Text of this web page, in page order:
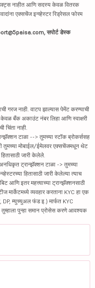
नाहीत आणि सदस्य केवळ वितरक
एक्सचेंज इन्व्हेस्टर रिड्रेसल फोरम
सपोर्ट डेस्क
गरज नाही. वाटप झाल्यास पेमेंट करण्याची
बँक अकाउंट नंबर लिहा आणि स्वाक्षरी
चिंता नाही.
टाळा --> तुमच्या स्टॉक ब्रोकर्ससह
तुमच्या मोबाईल/ईमेलवर एक्सचेंजमधून थेट
जारी केलेले.
ट्रान्झॅक्शन टाळा -> तुमच्या
हितासाठी जारी केलेल्या त्याच
आणि इतर महत्त्वाच्या ट्रान्झॅक्शनसाठी
मार्केटमध्ये व्यवहार करताना KYC हा एक
म्युच्युअल फंड इ.) मार्फत KYC
तुम्हाला पुन्हा समान प्रोसेस करणे आवश्यक